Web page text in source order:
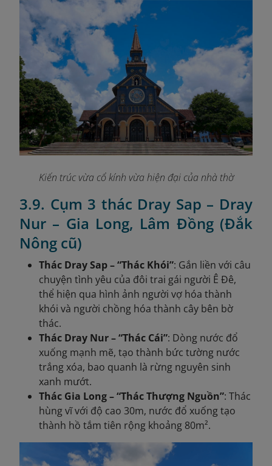
Kiến trúc vừa cổ kính vừa hiện đại của nhà thờ
3.9. Cụm 3 thác Dray Sap – Dray
Nur – Gia Long, Lâm Đồng (Đắk
Nông cũ)
Thác Dray Sap – “Thác Khói”: Gắn liền với câu
chuyện tình yêu của đôi trai gái người Ê Đê,
thể hiện qua hình ảnh người vợ hóa thành
khói và người chồng hóa thành cây bên bờ
thác.
Thác Dray Nur – “Thác Cái”: Dòng nước đổ
xuống mạnh mẽ, tạo thành bức tường nước
trắng xóa, bao quanh là rừng nguyên sinh
xanh mướt.
Thác Gia Long – “Thác Thượng Nguồn”: Thác
hùng vĩ với độ cao 30m, nước đổ xuống tạo
thành hồ tắm tiên rộng khoảng 80m².